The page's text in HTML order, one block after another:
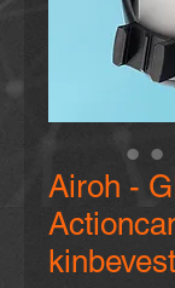
Airoh -